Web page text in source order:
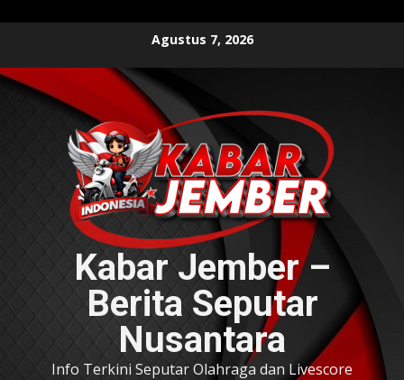
content
Agustus 7, 2026
Kabar Jember –
Berita Seputar
Nusantara
Info Terkini Seputar Olahraga dan Livescore